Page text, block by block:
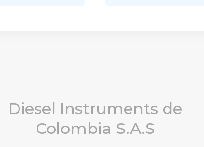
Diesel Instruments de
Colombia S.A.S